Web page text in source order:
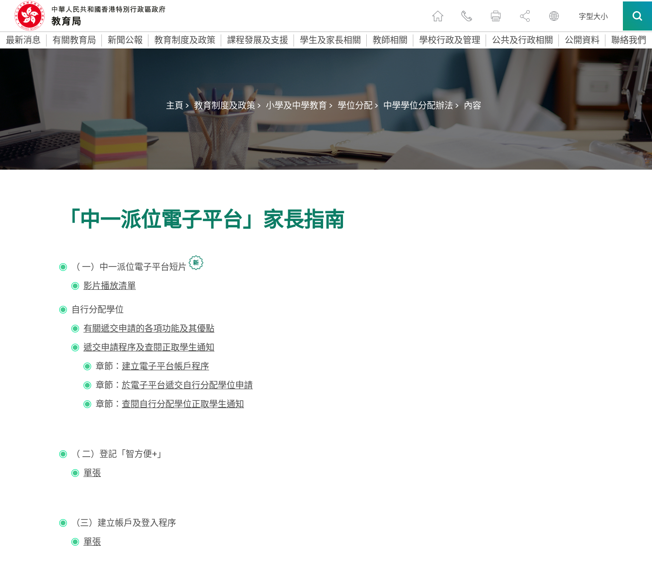
字型大小
最新消息 有關教育局 新聞公報 教育制度及政策 課程發展及支援 學生及家長相關 教師相關 學校行政及管理 公共及行政相關 公開資料 聯絡我們
主頁 > 教育制度及政策 > 小學及中學教育 > 學位分配 > 中學學位分配辦法 > 內容
「中一派位電子平台」家長指南
（ 一）中一派位電子平台短片
影片播放清單
自行分配學位
有關遞交申請的各項功能及其優點
遞交申請程序及查閱正取學生通知
章節： 建立電子平台帳戶程序
章節： 於電子平台遞交自行分配學位申請
章節： 查閱自行分配學位正取學生通知
（ 二）登記「智方便+」
單張
（三）建立帳戶及登入程序
單張